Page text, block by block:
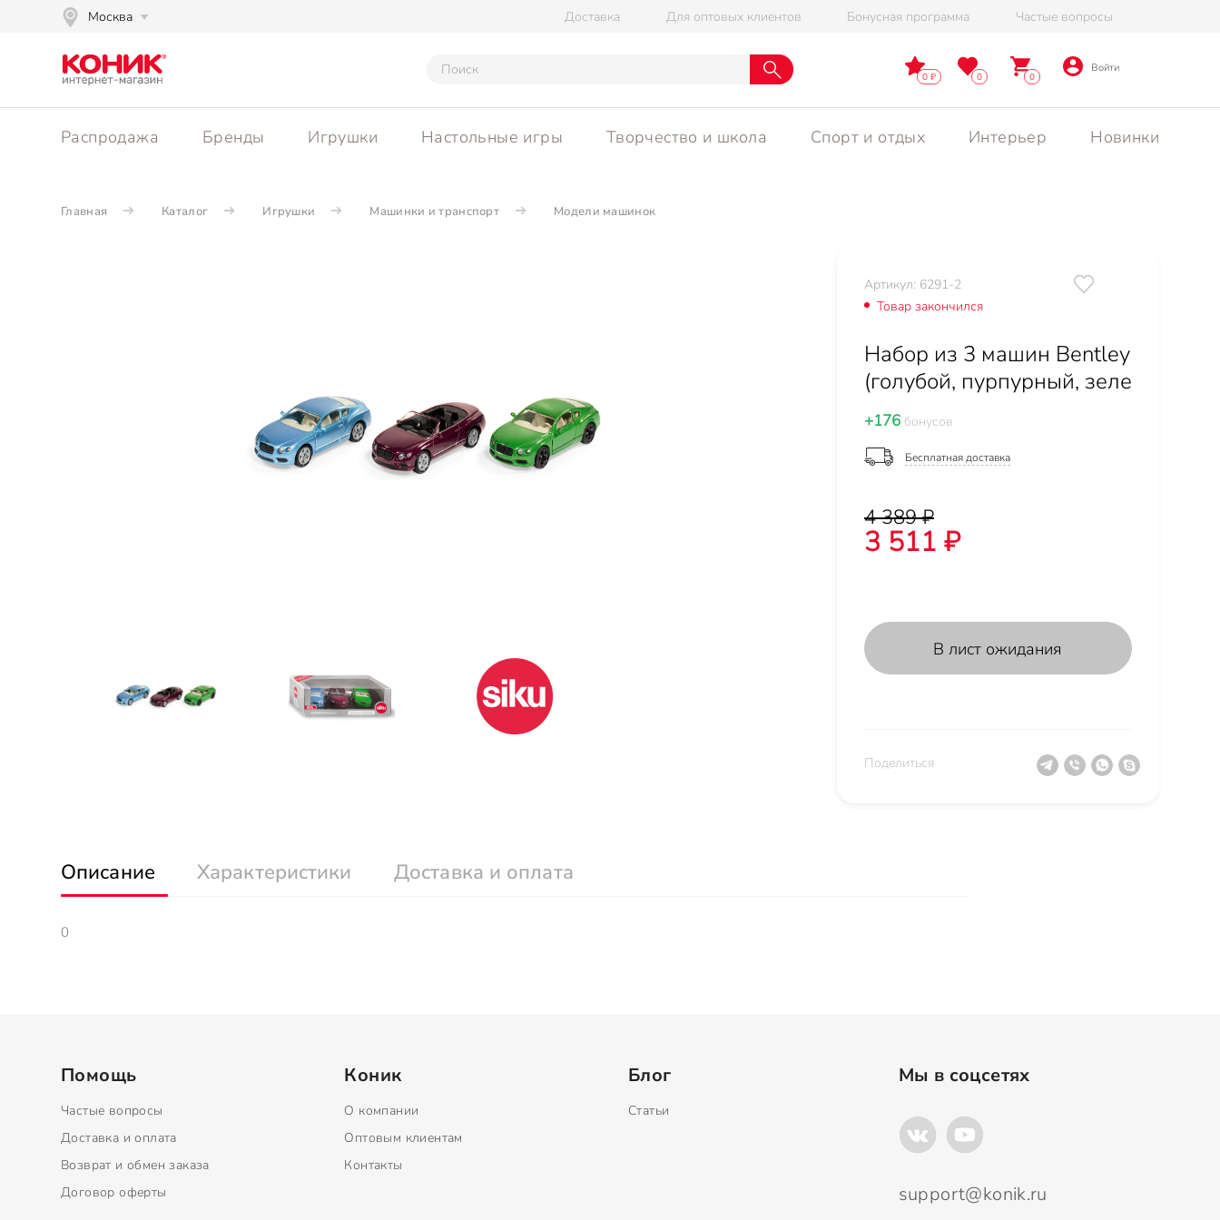
Москва Доставка Для оптовых клиентов Бонусная программа Частые вопросы
0 0 0
Войти
Распродажа Бренды Игрушки Настольные игры Творчество и школа Спорт и отдых Интерьер Новинки
Главная Каталог Игрушки Машинки и транспорт Модели машинок
Артикул: 6291-2
Товар закончился
Набор из 3 машин Bentley
(голубой, пурпурный, зеле
+176бонусов
Бесплатная доставка
4 389 ₽
3 511 ₽
В лист ожидания
Поделиться
Описание Характеристики Доставка и оплата
0
Помощь
Частые вопросы
Доставка и оплата
Возврат и обмен заказа
Договор оферты
Коник
О компании
Оптовым клиентам
Контакты
Блог
Статьи
Мы в соцсетях
support@konik.ru